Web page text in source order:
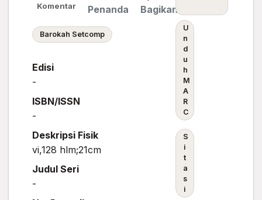
Komentar Penanda Bagikan
Barokah Setcomp
Edisi
-
ISBN/ISSN
-
Deskripsi Fisik
vi,128 hlm;21cm
Judul Seri
-
U
n
d
u
h
M
A
R
C
S
i
t
a
s
i